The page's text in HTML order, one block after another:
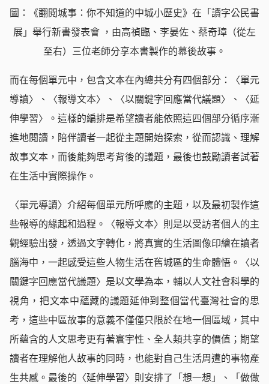
圖：《翻閱城事：你不知道的中城小歷史》在「讀字公民書
展」舉行新書發表會 ​，由高禎臨、李晏佐​、蔡奇璋（從左
至右）三位老師分享本書製作的幕後故事。
而在每個單元中，包含文本在內總共分有四個部分：〈單元
導讀〉、〈報導文本〉、〈以關鍵字回應當代議題〉、〈延
伸學習〉。這樣的編排是希望讀者能依照這四個部分循序漸
進地閱讀，陪伴讀者一起從主題開始探索，從而認識、理解
故事文本，而後能夠思考背後的議題，最後也鼓勵讀者試著
在生活中實際操作。
〈單元導讀〉介紹每個單元所呼應的主題，以及最初製作這
些報導的緣起和過程。〈報導文本〉則是以受訪者個人的主
觀經驗出發，透過文字轉化，將真實的生活圖像印繪在讀者
腦海中，一起感受這些人物生活在舊城區的生命體悟。〈以
關鍵字回應當代議題〉是以文學為本，輔以人文社會科學的
視角，把文本中蘊藏的議題延伸到整個當代臺灣社會的思
考，這些中區故事的意義不僅僅只限於在地一個區域，其中
所蘊含的人文思考更有著寰宇性、全人類共享的價值；期望
讀者在理解他人故事的同時，也能對自己生活周遭的事物產
生共感。最後的〈延伸學習〉則安排了「想一想」、「做做